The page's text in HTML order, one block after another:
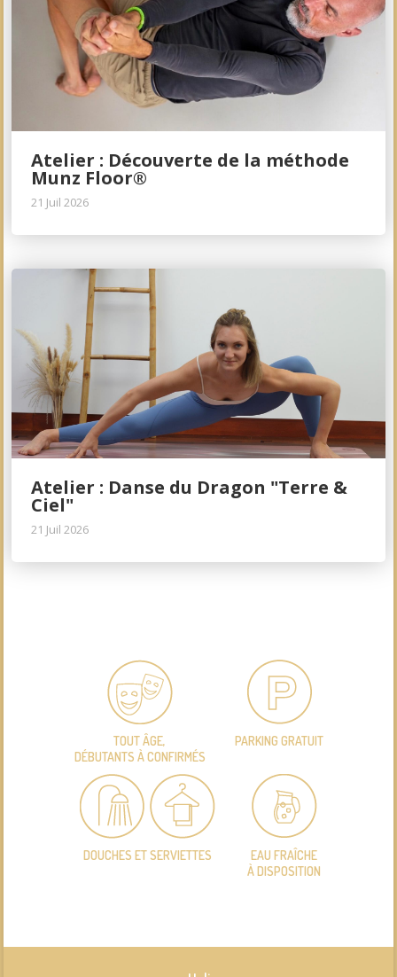
Atelier : Découverte de la méthode
Munz Floor®
21 Juil 2026
Atelier : Danse du Dragon "Terre &
Ciel"
21 Juil 2026
TOUT ÂGE,
DÉBUTANTS À CONFIRMÉS
PARKING GRATUIT
DOUCHES ET SERVIETTES
EAU FRAÎCHE
À DISPOSITION